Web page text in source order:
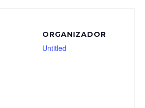
ORGANIZADOR
Untitled